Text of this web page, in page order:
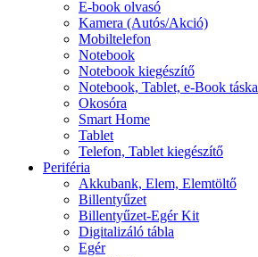
E-book olvasó
Kamera (Autós/Akció)
Mobiltelefon
Notebook
Notebook kiegészítő
Notebook, Tablet, e-Book táska
Okosóra
Smart Home
Tablet
Telefon, Tablet kiegészítő
Periféria
Akkubank, Elem, Elemtöltő
Billentyűzet
Billentyűzet-Egér Kit
Digitalizáló tábla
Egér